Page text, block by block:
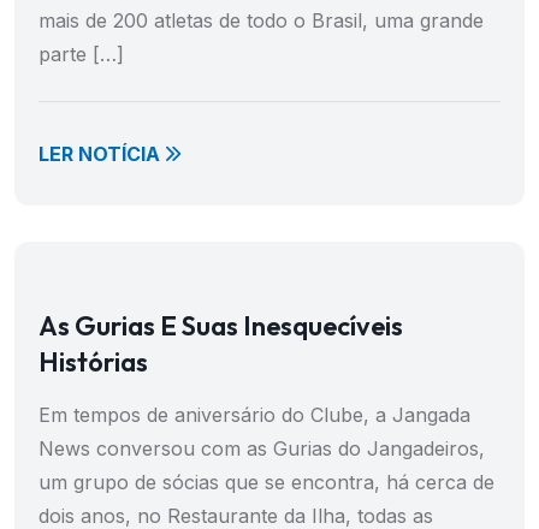
mais de 200 atletas de todo o Brasil, uma grande
parte […]
LER NOTÍCIA
As Gurias E Suas Inesquecíveis
Histórias
Em tempos de aniversário do Clube, a Jangada
News conversou com as Gurias do Jangadeiros,
um grupo de sócias que se encontra, há cerca de
dois anos, no Restaurante da Ilha, todas as